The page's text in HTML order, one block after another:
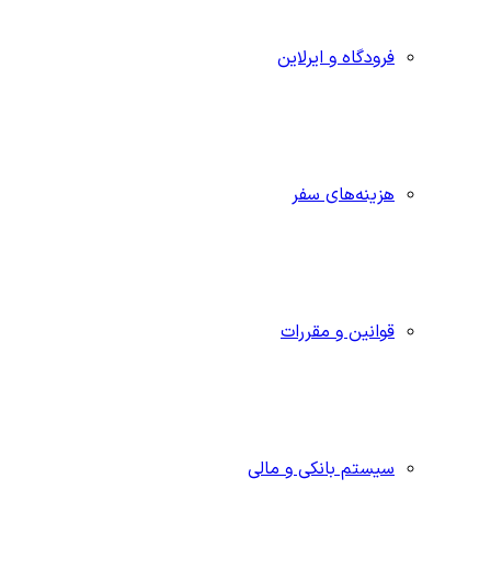
فرودگاه و ایرلاین
هزینه‌های سفر
قوانین و مقررات
سیستم بانکی و مالی